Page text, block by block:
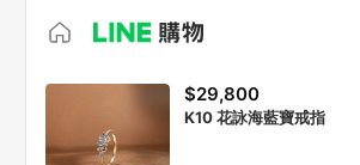
$29,800
K10 花詠海藍寶戒指